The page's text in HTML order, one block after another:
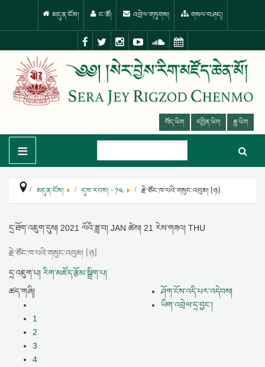
མདུན་ངོས། ང་ཚོ། འབྲེལ་གཏུགས། གསལ་བཤད།
བོད་ཡིག དབྱིན་ཡིག རྒྱ་ཡིག
≡
མདུན་ངོས། དུས་རབས། - ༡༤ རྗེ་ཙོང་ཁ་པའི་གསུང་འབུམ། [ཉ]
དྲ་ཐོག་འཇུག་དུས། 2021 ལོའི་ཟླ་བ། JAN ཚེས། 21 རེས་གཟའ། THU
རྗེ་ཙོང་ཁ་པའི་གསུང་འབུམ། [ཉ]
དྲ་འཇུག་པ། རིག་མཛོད་རྩོམ་སྒྲིག་པ།
ཤོག་ངོས་འདི་པར་འདེབས།
ཡིག་འབྲེལ་དྲ་བྱང་།
ཚད་གཞི།
1
2
3
4